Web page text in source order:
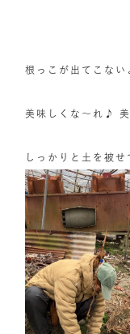
根っこが出てこない
美味しくな〜れ♪
しっかりと土を被せ